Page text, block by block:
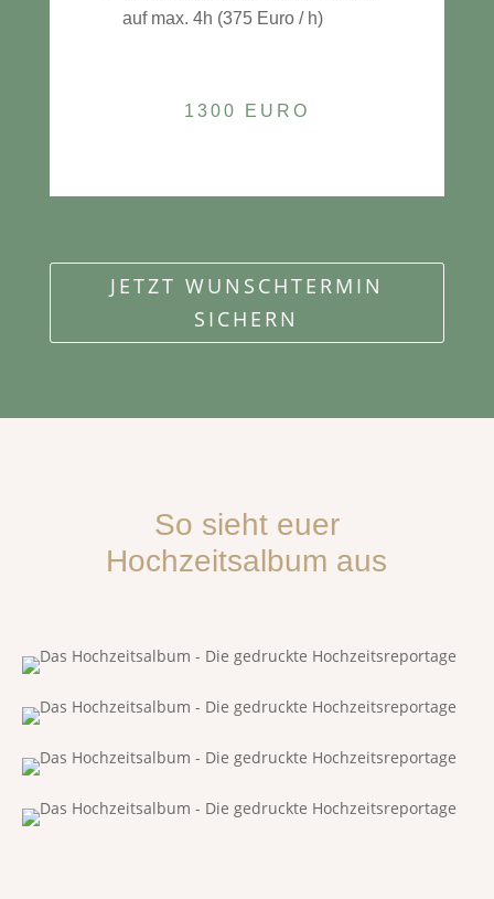
auf max. 4h (375 Euro / h)
1300 EURO
JETZT WUNSCHTERMIN
SICHERN
So sieht euer
Hochzeitsalbum aus